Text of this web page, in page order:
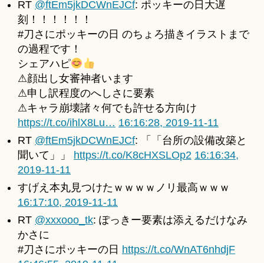
RT @ftEm5jkDCWnEJCf: ポッキーの日大遅
刻！！！！！！
#刀さにポッキーの日 のちょろ描きイラストまで
の過程です！
シェアハピ
⚠顔出し女審神者います
⚠申し訳程度のへしさに要素
⚠キャラ崩壊諸々何でも許せる方向け
https://t.co/ihlX8Lu… 16:16:28, 2019-11-11
RT @ftEm5jkDCWnEJCf: 「「台所の設備改築と
聞いて」」 https://t.co/K8cHXSLOp2 16:16:34,
2019-11-11
すげえ本丸見つけたｗｗｗｗノリ最高ｗｗｗ
16:17:10, 2019-11-11
RT @xxxooo_tk: ぽっきー要素は添えるだけなみ
かさに
#刀さにポッキーの日 https://t.co/WnAT6nhdjF